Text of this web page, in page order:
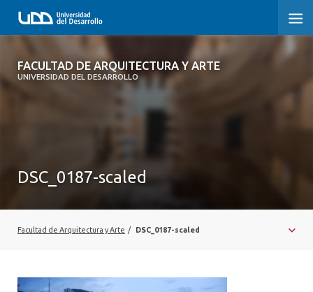
FACULTAD DE ARQUITECTURA Y ARTE
UNIVERSIDAD DEL DESARROLLO
FACULTAD DE ARQUITECTURA Y ARTE
VINCULACIÓN CON EL MEDIO
DSC_0187-scaled
Facultad de Arquitectura y Arte / DSC_0187-scaled